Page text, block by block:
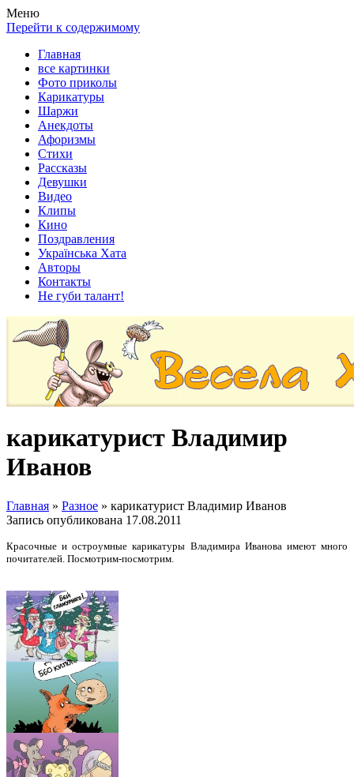
Весела хата — прикольные картинки, смешные истории,
клипы!
Покажем всем ваши фото приколы, карикатуры, шаржи, стихи,
рассказы, видео и песни!
Меню
Перейти к содержимому
Главная
все картинки
Фото приколы
Карикатуры
Шаржи
Анекдоты
Афоризмы
Стихи
Рассказы
Девушки
Видео
Клипы
Кино
Поздравления
Українська Хата
Авторы
Контакты
Не губи талант!
карикатурист Владимир
Иванов
Главная » Разное » карикатурист Владимир Иванов
Запись опубликована 17.08.2011
Красочные и остроумные карикатуры Владимира Иванова имеют много
почитателей. Посмотрим-посмотрим.